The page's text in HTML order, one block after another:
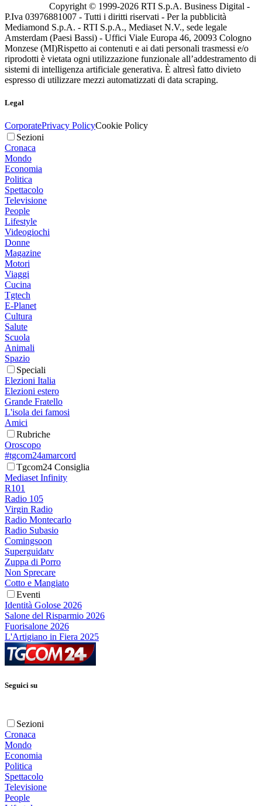
Copyright © 1999-2026 RTI S.p.A. Business Digital -
P.Iva 03976881007 - Tutti i diritti riservati - Per la pubblicità
Mediamond S.p.A. - RTI S.p.A., Mediaset N.V., sede legale
Amsterdam (Paesi Bassi) - Uffici Viale Europa 46, 20093 Cologno
Monzese (MI)Rispetto ai contenuti e ai dati personali trasmessi e/o
riprodotti è vietata ogni utilizzazione funzionale all’addestramento di
sistemi di intelligenza artificiale generativa. È altresì fatto divieto
espresso di utilizzare mezzi automatizzati di data scraping.
Legal
CorporatePrivacy PolicyCookie Policy
Sezioni
Cronaca
Mondo
Economia
Politica
Spettacolo
Televisione
People
Lifestyle
Videogiochi
Donne
Magazine
Motori
Viaggi
Cucina
Tgtech
E-Planet
Cultura
Salute
Scuola
Animali
Spazio
Speciali
Elezioni Italia
Elezioni estero
Grande Fratello
L'isola dei famosi
Amici
Rubriche
Oroscopo
#tgcom24amarcord
Tgcom24 Consiglia
Mediaset Infinity
R101
Radio 105
Virgin Radio
Radio Montecarlo
Radio Subasio
Comingsoon
Superguidatv
Zuppa di Porro
Non Sprecare
Cotto e Mangiato
Eventi
Identità Golose 2026
Salone del Risparmio 2026
Fuorisalone 2026
L'Artigiano in Fiera 2025
Seguici su
Sezioni
Cronaca
Mondo
Economia
Politica
Spettacolo
Televisione
People